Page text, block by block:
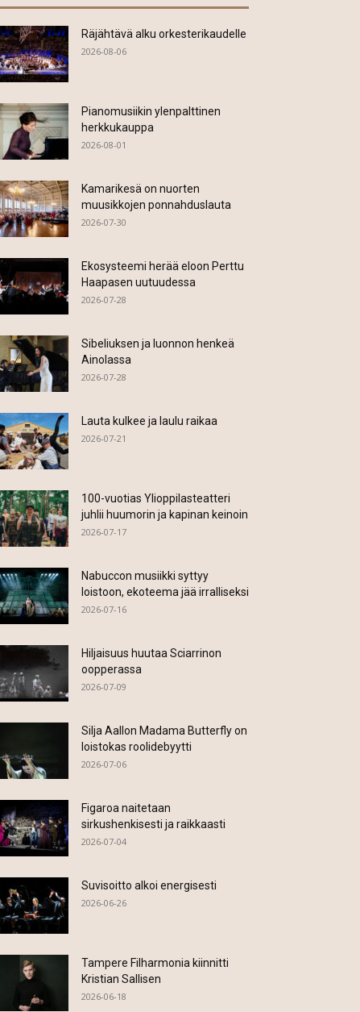
Räjähtävä alku orkesterikaudelle
2026-08-06
Pianomusiikin ylenpalttinen
herkkukauppa
2026-08-01
Kamarikesä on nuorten
muusikkojen ponnahduslauta
2026-07-30
Ekosysteemi herää eloon Perttu
Haapasen uutuudessa
2026-07-28
Sibeliuksen ja luonnon henkeä
Ainolassa
2026-07-28
Lauta kulkee ja laulu raikaa
2026-07-21
100-vuotias Ylioppilasteatteri
juhlii huumorin ja kapinan keinoin
2026-07-17
Nabuccon musiikki syttyy
loistoon, ekoteema jää irralliseksi
2026-07-16
Hiljaisuus huutaa Sciarrinon
oopperassa
2026-07-09
Silja Aallon Madama Butterfly on
loistokas roolidebyytti
2026-07-06
Figaroa naitetaan
sirkushenkisesti ja raikkaasti
2026-07-04
Suvisoitto alkoi energisesti
2026-06-26
Tampere Filharmonia kiinnitti
Kristian Sallisen
2026-06-18